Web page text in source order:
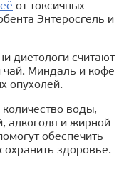
от токсичных
Энтеросгель и
диетологи считают
чай. Миндаль и кофе
опухолей.
воды,
алкоголя и жирной
обеспечить
здоровье.